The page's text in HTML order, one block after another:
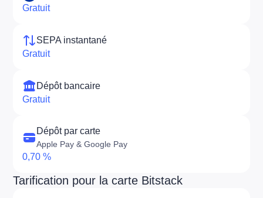
Gratuit
SEPA instantané
Gratuit
Dépôt bancaire
Gratuit
Dépôt par carte
Apple Pay & Google Pay
0,70 %
Tarification pour la carte Bitstack